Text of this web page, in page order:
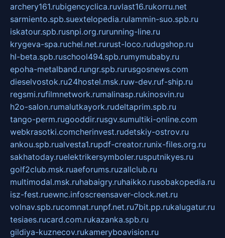
archery161.rubigencyclica.ruvlast16.rukorru.net
sarmiento.spb.suextelopedia.rulammin-suo.spb.ru
iskatour.spb.rusnpi.org.rurunning-line.ru
krygeva-spa.ruchel.net.rurust-loco.rudugshop.ru
hl-beta.spb.ruschool494.spb.rumymubaby.ru
epoha-metalband.rungr.spb.rurusgosnews.com
dieselvostok.ru24hostel.msk.ruw-dev.ruf-ship.ru
regsmi.rufilmnetwork.rumalinasp.rukinosvin.ru
h2o-salon.rumalutkayork.rudeltaprim.spb.ru
tango-perm.rugooddir.rusgv.sumultiki-online.com
webkrasotki.comcherinvest.rudetskiy-ostrov.ru
ankou.spb.rualvesta1.rupdf-creator.runix-files.org.ru
sakhatoday.ruelektrikersymboler.rusputnikyes.ru
golf2club.msk.ruaeforums.ruzallclub.ru
multimodal.msk.ruhabaigry.ruhaikko.rusobakopedia.ru
isz-fest.ruewnc.infoscreensaver-clock.net.ru
volnav.spb.rucomnat.runpf.net.ru7bit.pp.rukalugatur.ru
tesiaes.rucard.com.rukazanka.spb.ru
gildiya-kuznecov.rukameryboavision.ru